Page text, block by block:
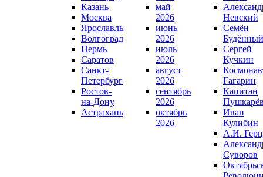
Казань
Москва
Ярославль
Волгоград
Пермь
Саратов
Санкт-
Петербург
Ростов-
на-Дону
Астрахань
май
2026
июнь
2026
июль
2026
август
2026
сентябрь
2026
октябрь
2026
Невский
Семён
Будённый
Сергей
Кучкин
Гагарин
Капитан
Иван
Кулибин
А.И.
Суворов